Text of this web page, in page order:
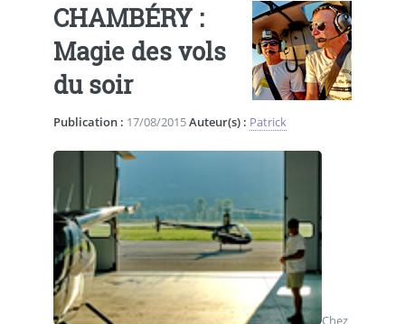
CHAMBÉRY :
Magie des vols
du soir
Publication : 17/08/2015Auteur(s) : Patrick
Chez